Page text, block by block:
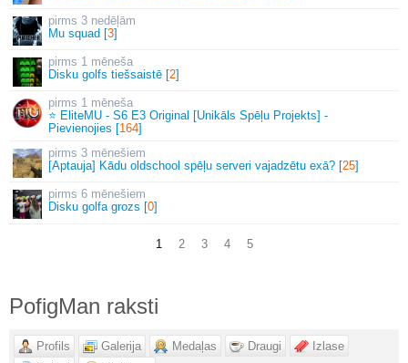
3 nedēļām
Mu squad [3]
1 mēneša
Disku golfs tiešsaistē [2]
1 mēneša
⭐ EliteMU - S6 E3 Original [Unikāls Spēļu Projekts] -
Pievienojies [164]
3 mēnešiem
[Aptauja] Kādu oldschool spēļu serveri vajadzētu exā? [25]
6 mēnešiem
Disku golfa grozs [0]
1 2 3 4 5
PofigMan raksti
Profils Galerija Medaļas Draugi
Izlase